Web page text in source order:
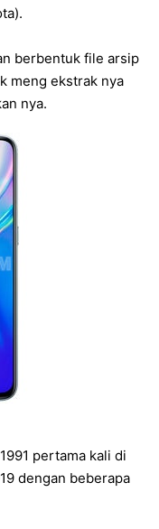
berbentuk file arsip
meng ekstrak nya
nya.
pertama kali di
dengan beberapa